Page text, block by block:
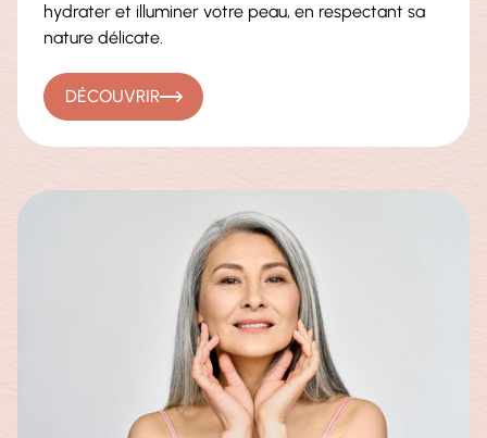
hydrater et illuminer votre peau, en respectant sa
nature délicate.
DÉCOUVRIR